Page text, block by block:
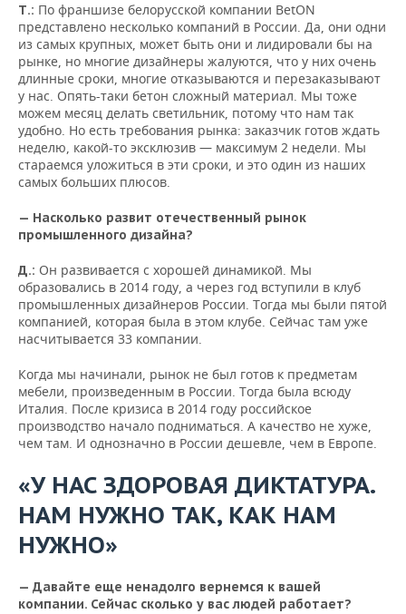
Т.: По франшизе белорусской компании BetON
представлено несколько компаний в России. Да, они одни
из самых крупных, может быть они и лидировали бы на
рынке, но многие дизайнеры жалуются, что у них очень
длинные сроки, многие отказываются и перезаказывают
у нас. Опять-таки бетон сложный материал. Мы тоже
можем месяц делать светильник, потому что нам так
удобно. Но есть требования рынка: заказчик готов ждать
неделю, какой-то эксклюзив — максимум 2 недели. Мы
стараемся уложиться в эти сроки, и это один из наших
самых больших плюсов.
— Насколько развит отечественный рынок
промышленного дизайна?
Д.: Он развивается с хорошей динамикой. Мы
образовались в 2014 году, а через год вступили в клуб
промышленных дизайнеров России. Тогда мы были пятой
компанией, которая была в этом клубе. Сейчас там уже
насчитывается 33 компании.
Когда мы начинали, рынок не был готов к предметам
мебели, произведенным в России. Тогда была всюду
Италия. После кризиса в 2014 году российское
производство начало подниматься. А качество не хуже,
чем там. И однозначно в России дешевле, чем в Европе.
«У НАС ЗДОРОВАЯ ДИКТАТУРА.
НАМ НУЖНО ТАК, КАК НАМ
НУЖНО»
— Давайте еще ненадолго вернемся к вашей
компании. Сейчас сколько у вас людей работает?